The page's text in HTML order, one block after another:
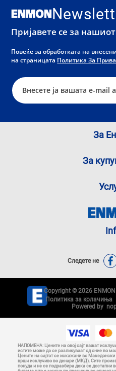
Пријавете се за
Повеќе за обработката на
на страницата Политика За
За
За
Следете не
Copyright © 2026
Политика за колачиња
Powered by
НАПОМЕНА: Цените на овој сајт важат
истите може да се разликуваат од оние во
Цените на сајтот се искажани во
врши исклучиво во денари (МКД). Сите
понуда и не се подразбира дека се достапни